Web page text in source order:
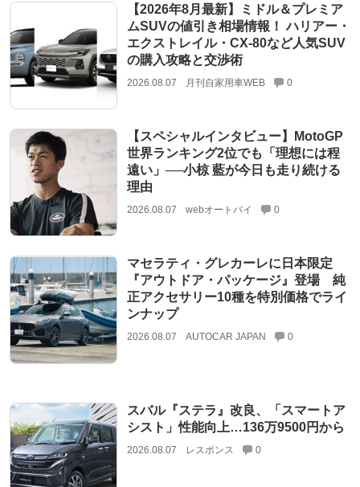
【2026年8月最新】ミドル＆プレミア
ムSUVの値引き相場情報！ ハリアー・
エクストレイル・CX-80など人気SUV
の購入攻略と交渉術
2026.08.07 月刊自家用車WEB 0
【スペシャルインタビュー】MotoGP
世界ランキング2位でも「理想には程
遠い」──小椋 藍が今日も走り続ける
理由
2026.08.07 webオートバイ 0
マセラティ・グレカーレに日本限定
『アウトドア・パッケージ』登場 純
正アクセサリー10種を特別価格でライ
ンナップ
2026.08.07 AUTOCAR JAPAN 0
スバル『ステラ』改良、「スマートア
シスト」性能向上…136万9500円から
2026.08.07 レスポンス 0